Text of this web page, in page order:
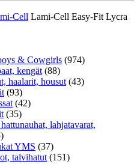
Cell Lami-Cell Easy-Fit Lycra
& Cowgirls (974)
kengät (88)
haalarit, housut (43)
(93)
(42)
(35)
lahjatavarat,
YMS (37)
talvihatut (151)